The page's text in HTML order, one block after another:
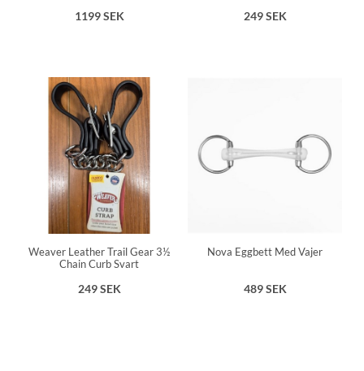
1199 SEK 249 SEK
Weaver Leather Trail Gear 3½
Chain Curb Svart
249 SEK
Nova Eggbett Med Vajer
489 SEK